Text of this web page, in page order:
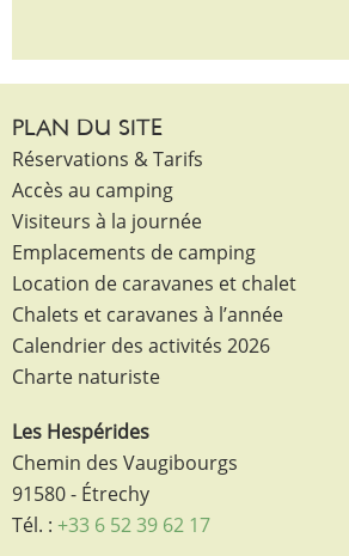
PLAN DU SITE
Réservations & Tarifs
Accès au camping
Visiteurs à la journée
Emplacements de camping
Location de caravanes et chalet
Chalets et caravanes à l’année
Calendrier des activités 2026
Charte naturiste
Les Hespérides
Chemin des Vaugibourgs
91580 - Étrechy
Tél. : +33 6 52 39 62 17